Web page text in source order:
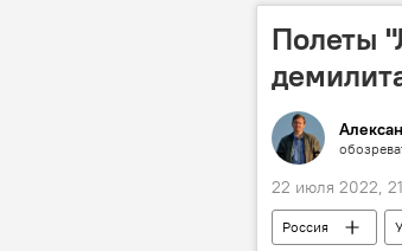
Полеты
22 июля 2022,
Россия